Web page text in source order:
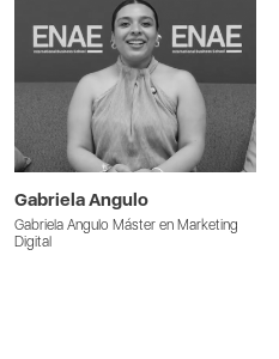
Gabriela Angulo
Gabriela Angulo Máster en Marketing
Digital